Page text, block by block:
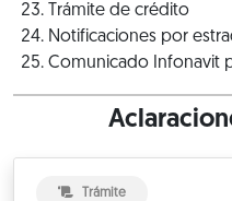
Trámite de crédito
Notificaciones por
Comunicado Infonavit
Trámite